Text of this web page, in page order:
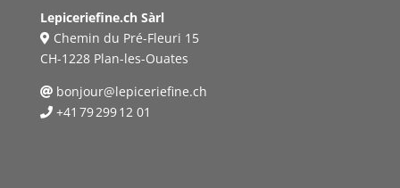
Lepiceriefine.ch Sàrl
Chemin du Pré-Fleuri 15
CH-1228 Plan-les-Ouates
bonjour@lepiceriefine.ch
+41 79 299 12 01